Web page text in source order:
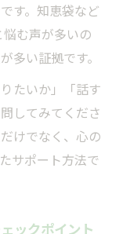
す。知恵袋など
む声が多いの
多い証拠です。
たいか」「話す
してみてくださ
けでなく、心の
サポート方法で
ックポイント